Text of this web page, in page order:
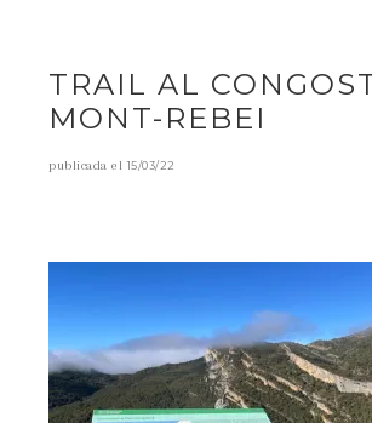
TRAIL AL
MONT-REBEI
publicada el15/03/22